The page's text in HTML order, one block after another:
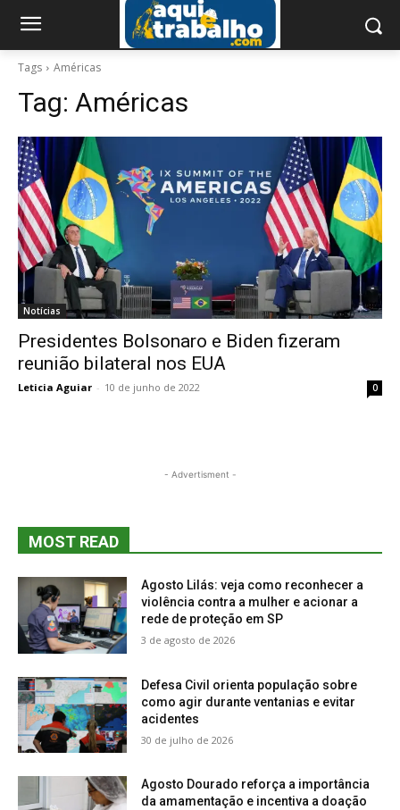
Tags Américas
Tag: Américas
Notícias
Presidentes Bolsonaro e Biden fizeram
reunião bilateral nos EUA
Leticia Aguiar - 10 de junho de 2022 0
- Advertisment -
MOST READ
Agosto Lilás: veja como reconhecer a
violência contra a mulher e acionar a
rede de proteção em SP
3 de agosto de 2026
Defesa Civil orienta população sobre
como agir durante ventanias e evitar
acidentes
30 de julho de 2026
Agosto Dourado reforça a importância
da amamentação e incentiva a doação